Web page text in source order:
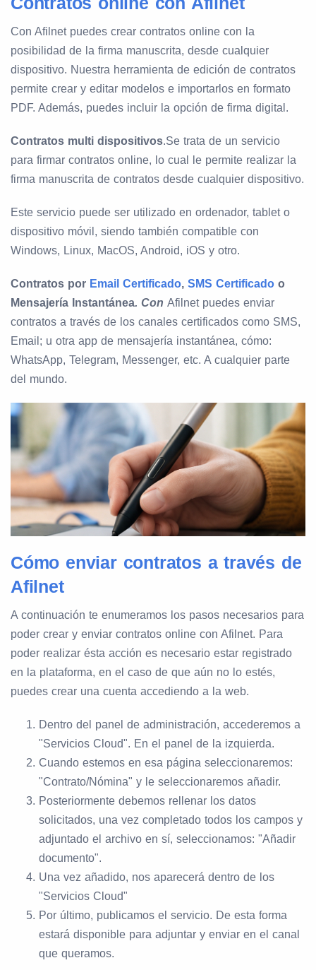
Con Afilnet puedes crear contratos online con la
posibilidad de la firma manuscrita, desde cualquier
dispositivo. Nuestra herramienta de edición de contratos
permite crear y editar modelos e importarlos en formato
PDF. Además, puedes incluir la opción de firma digital.
Contratos multi dispositivos.Se trata de un servicio
para firmar contratos online, lo cual le permite realizar la
firma manuscrita de contratos desde cualquier dispositivo.
Este servicio puede ser utilizado en ordenador, tablet o
dispositivo móvil, siendo también compatible con
Windows, Linux, MacOS, Android, iOS y otro.
Contratos por Email Certificado, SMS Certificado o
Mensajería Instantánea. Con Afilnet puedes enviar
contratos a través de los canales certificados como SMS,
Email; u otra app de mensajería instantánea, cómo:
WhatsApp, Telegram, Messenger, etc. A cualquier parte
del mundo.
Cómo enviar contratos a través de
Afilnet
A continuación te enumeramos los pasos necesarios para
poder crear y enviar contratos online con Afilnet. Para
poder realizar ésta acción es necesario estar registrado
en la plataforma, en el caso de que aún no lo estés,
puedes crear una cuenta accediendo a la web.
Dentro del panel de administración, accederemos a
"Servicios Cloud". En el panel de la izquierda.
Cuando estemos en esa página seleccionaremos:
"Contrato/Nómina" y le seleccionaremos añadir.
Posteriormente debemos rellenar los datos
solicitados, una vez completado todos los campos y
adjuntado el archivo en sí, seleccionamos: "Añadir
documento".
Una vez añadido, nos aparecerá dentro de los
"Servicios Cloud"
Por último, publicamos el servicio. De esta forma
estará disponible para adjuntar y enviar en el canal
que queramos.